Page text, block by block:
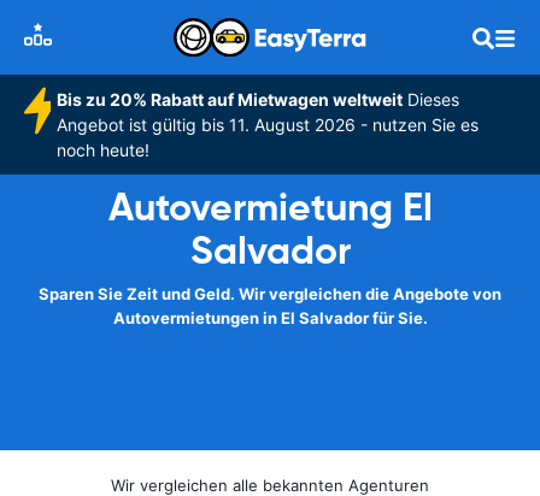
Bis zu 20% Rabatt auf Mietwagen weltweitDieses
Angebot ist gültig bis 11. August 2026 - nutzen Sie es
noch heute!
Autovermietung El
Salvador
Sparen Sie Zeit und Geld. Wir vergleichen die Angebote von
Autovermietungen in El Salvador für Sie.
Wir vergleichen alle bekannten Agenturen